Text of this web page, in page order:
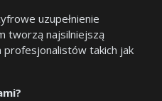
uzupełnienie
tworzą najsilniejszą
takich jak